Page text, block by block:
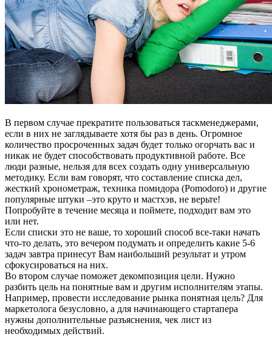
В первом случае прекратите пользоваться таскменеджерами,
если в них не заглядываете хотя бы раз в день. Огромное
количество просроченных задач будет только огорчать вас и
никак не будет способствовать продуктивной работе. Все
люди разные, нельзя для всех создать одну универсальную
методику. Если вам говорят, что составление списка дел,
жесткий хронометраж, техника помидора (Pomodoro) и другие
популярные штуки –это круто и мастхэв, не верьте!
Попробуйте в течение месяца и поймете, подходит вам это
или нет.
Если списки это не ваше, то хороший способ все-таки начать
что-то делать, это вечером подумать и определить какие 5-6
задач завтра принесут Вам наибольший результат и утром
сфокусироваться на них.
Во втором случае поможет декомпозиция цели. Нужно
разбить цель на понятные вам и другим исполнителям этапы.
Например, провести исследование рынка понятная цель? Для
маркетолога безусловно, а для начинающего стартапера
нужны дополнительные разъяснения, чек лист из
необходимых действий.